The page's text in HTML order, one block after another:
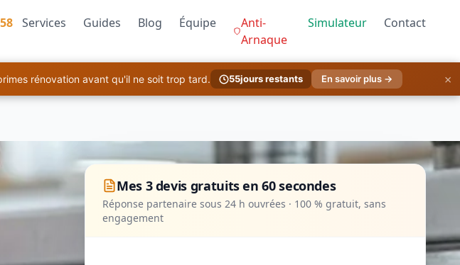
Services Guides Blog Équipe
Anti-
Arnaque
Simulateur Contact
rénovation avant qu'il ne soit trop tard. 55jours restants En savoir plus → ×
Mes 3 devis gratuits en 60 secondes
Réponse partenaire sous 24 h ouvrées · 100 % gratuit, sans
engagement